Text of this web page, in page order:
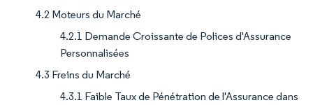
4.2 Moteurs du Marché
4.2.1 Demande Croissante de Polices d'Assurance
Personnalisées
4.3 Freins du Marché
4.3.1 Faible Taux de Pénétration de l'Assurance dans